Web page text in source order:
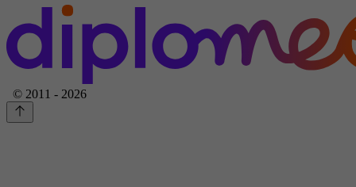
© 2011 - 2026